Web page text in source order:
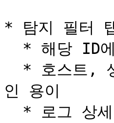
* 탐지 필터
인 용이